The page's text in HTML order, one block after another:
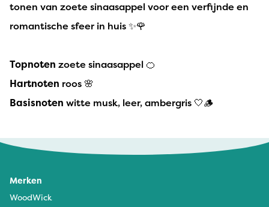
tonen van zoete sinaasappel voor een verfijnde en
romantische sfeer in huis ✨🌹
Topnoten zoete sinaasappel 🍊
Hartnoten roos 🌸
Basisnoten witte musk, leer, ambergris 🤍🪵
Merken
WoodWick